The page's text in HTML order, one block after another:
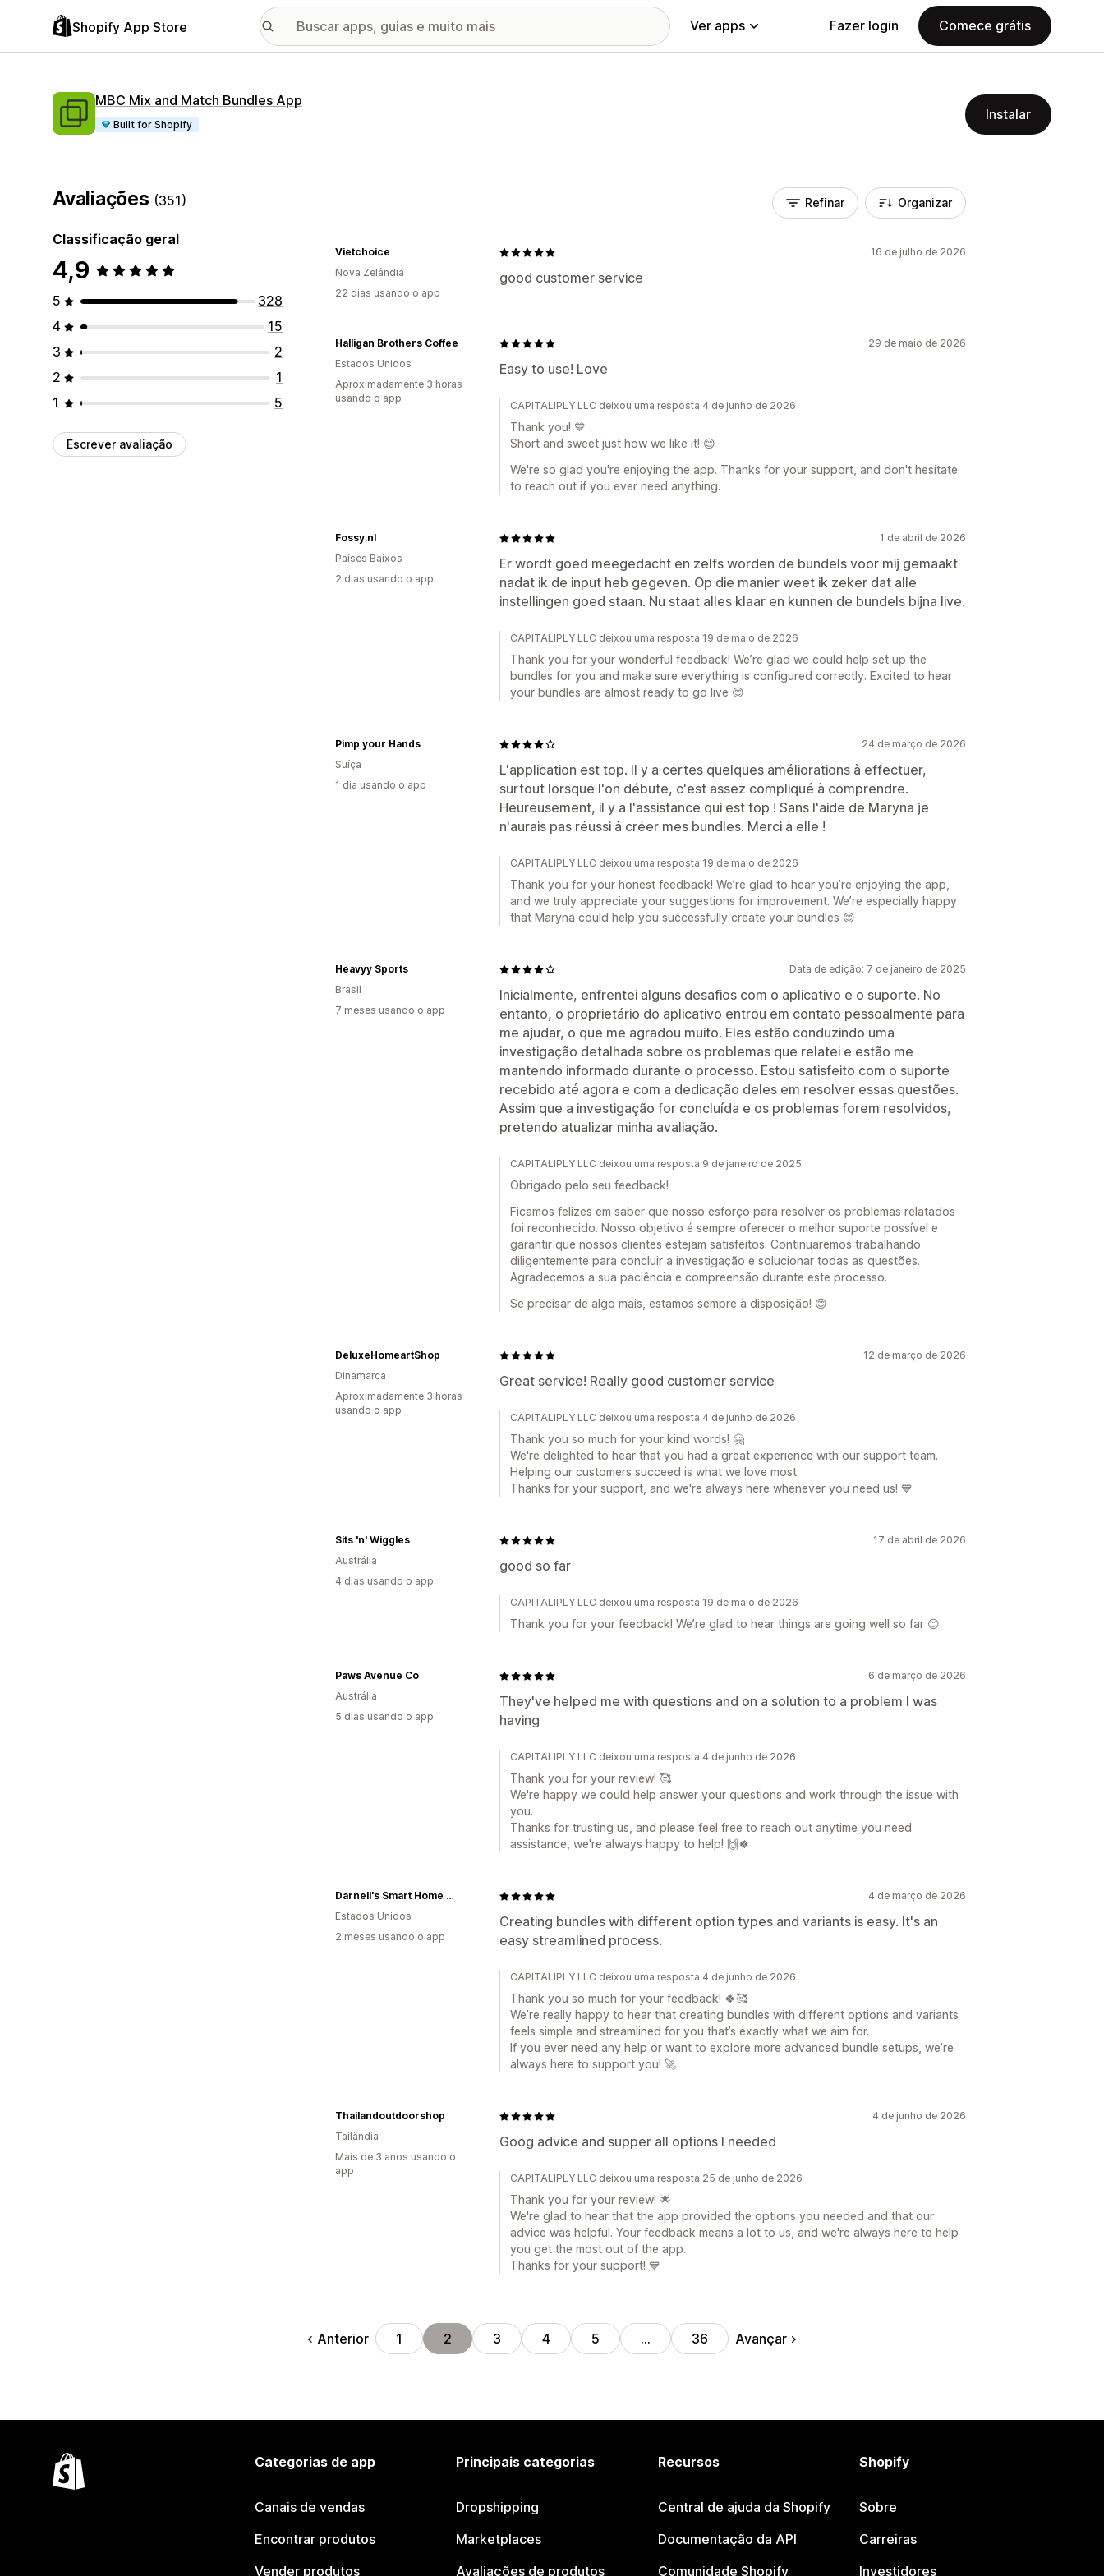
Shopify App Store Ver apps Fazer login Comece grátis
MBC Mix and Match Bundles App
Built for Shopify
Instalar
Avaliações (351)
Classificação geral
4,9
5
328
4
15
3
2
2
1
1
5
Escrever avaliação
Refinar Organizar
16 de julho de 2026
good customer service
Vietchoice
Nova Zelândia
22 dias usando o app
29 de maio de 2026
Easy to use! Love
Halligan Brothers Coffee
Estados Unidos
Aproximadamente 3 horas
usando o app
CAPITALIPLY LLC deixou uma resposta 4 de junho de 2026
Thank you! 💙
Short and sweet just how we like it! 😊
We're so glad you're enjoying the app. Thanks for your support, and don't hesitate
to reach out if you ever need anything.
1 de abril de 2026
Er wordt goed meegedacht en zelfs worden de bundels voor mij gemaakt
nadat ik de input heb gegeven. Op die manier weet ik zeker dat alle
instellingen goed staan. Nu staat alles klaar en kunnen de bundels bijna live.
Fossy.nl
Países Baixos
2 dias usando o app
CAPITALIPLY LLC deixou uma resposta 19 de maio de 2026
Thank you for your wonderful feedback! We’re glad we could help set up the
bundles for you and make sure everything is configured correctly. Excited to hear
your bundles are almost ready to go live 😊
24 de março de 2026
L'application est top. Il y a certes quelques améliorations à effectuer,
surtout lorsque l'on débute, c'est assez compliqué à comprendre.
Heureusement, il y a l'assistance qui est top ! Sans l'aide de Maryna je
n'aurais pas réussi à créer mes bundles. Merci à elle !
Pimp your Hands
Suíça
1 dia usando o app
CAPITALIPLY LLC deixou uma resposta 19 de maio de 2026
Thank you for your honest feedback! We’re glad to hear you’re enjoying the app,
and we truly appreciate your suggestions for improvement. We’re especially happy
that Maryna could help you successfully create your bundles 😊
Data de edição: 7 de janeiro de 2025
Inicialmente, enfrentei alguns desafios com o aplicativo e o suporte. No
entanto, o proprietário do aplicativo entrou em contato pessoalmente para
me ajudar, o que me agradou muito. Eles estão conduzindo uma
investigação detalhada sobre os problemas que relatei e estão me
mantendo informado durante o processo. Estou satisfeito com o suporte
recebido até agora e com a dedicação deles em resolver essas questões.
Assim que a investigação for concluída e os problemas forem resolvidos,
pretendo atualizar minha avaliação.
Heavyy Sports
Brasil
7 meses usando o app
CAPITALIPLY LLC deixou uma resposta 9 de janeiro de 2025
Obrigado pelo seu feedback!
Ficamos felizes em saber que nosso esforço para resolver os problemas relatados
foi reconhecido. Nosso objetivo é sempre oferecer o melhor suporte possível e
garantir que nossos clientes estejam satisfeitos. Continuaremos trabalhando
diligentemente para concluir a investigação e solucionar todas as questões.
Agradecemos a sua paciência e compreensão durante este processo.
Se precisar de algo mais, estamos sempre à disposição! 😊
12 de março de 2026
Great service! Really good customer service
DeluxeHomeartShop
Dinamarca
Aproximadamente 3 horas
usando o app
CAPITALIPLY LLC deixou uma resposta 4 de junho de 2026
Thank you so much for your kind words! 🤗
We're delighted to hear that you had a great experience with our support team.
Helping our customers succeed is what we love most.
Thanks for your support, and we're always here whenever you need us! 💙
17 de abril de 2026
good so far
Sits 'n' Wiggles
Austrália
4 dias usando o app
CAPITALIPLY LLC deixou uma resposta 19 de maio de 2026
Thank you for your feedback! We’re glad to hear things are going well so far 😊
6 de março de 2026
They've helped me with questions and on a solution to a problem I was
having
Paws Avenue Co
Austrália
5 dias usando o app
CAPITALIPLY LLC deixou uma resposta 4 de junho de 2026
Thank you for your review! 🥰
We're happy we could help answer your questions and work through the issue with
you.
Thanks for trusting us, and please feel free to reach out anytime you need
assistance, we're always happy to help! 🙌🍀
4 de março de 2026
Creating bundles with different option types and variants is easy. It's an
easy streamlined process.
Darnell's Smart Home Store
Estados Unidos
2 meses usando o app
CAPITALIPLY LLC deixou uma resposta 4 de junho de 2026
Thank you so much for your feedback! 🍀🥰
We’re really happy to hear that creating bundles with different options and variants
feels simple and streamlined for you that’s exactly what we aim for.
If you ever need any help or want to explore more advanced bundle setups, we’re
always here to support you! 🚀
4 de junho de 2026
Goog advice and supper all options I needed
Thailandoutdoorshop
Tailândia
Mais de 3 anos usando o
app
CAPITALIPLY LLC deixou uma resposta 25 de junho de 2026
Thank you for your review! 🌟
We're glad to hear that the app provided the options you needed and that our
advice was helpful. Your feedback means a lot to us, and we're always here to help
you get the most out of the app.
Thanks for your support! 💙
Anterior 1 2 3 4 5 … 36 Avançar
Categorias de app
Canais de vendas
Encontrar produtos
Vender produtos
Principais categorias
Dropshipping
Marketplaces
Avaliações de produtos
Recursos
Central de ajuda da Shopify
Documentação da API
Comunidade Shopify
Shopify
Sobre
Carreiras
Investidores